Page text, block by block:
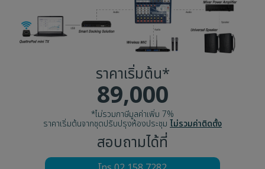
ราคาเริ่มต้น*
89,000
*ไม่รวมภาษีมูลค่าเพิ่ม 7%
ราคาเริ่มต้นจากชุดปรับปรุงห้องประชุม ไม่รวมค่าติดตั้ง
สอบถามได้ที่